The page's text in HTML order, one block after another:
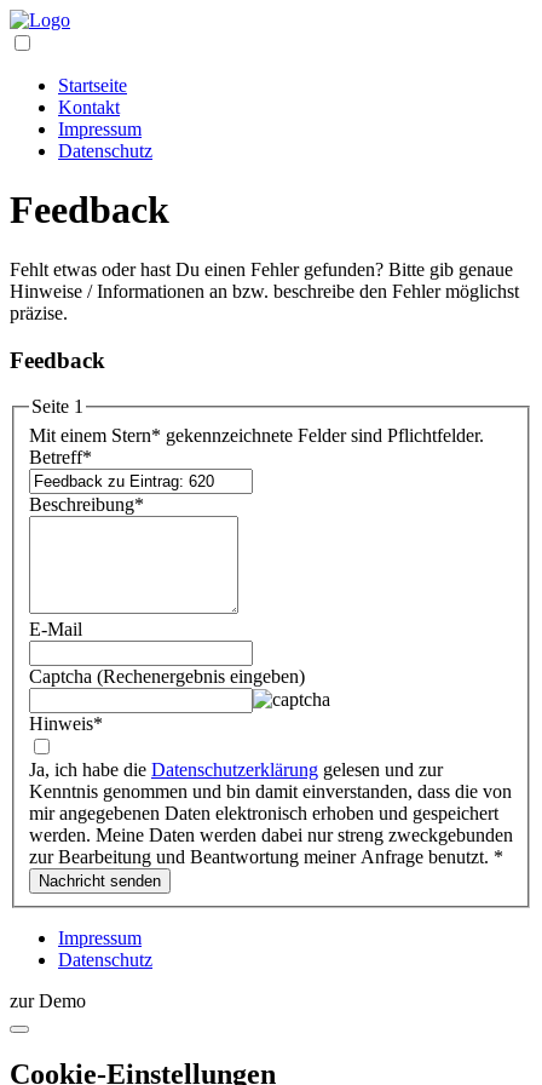
Startseite
Kontakt
Impressum
Datenschutz
Feedback
Fehlt etwas oder hast Du einen Fehler gefunden? Bitte gib genaue
Hinweise / Informationen an bzw. beschreibe den Fehler möglichst
präzise.
Feedback
Seite 1
Mit einem Stern* gekennzeichnete Felder sind Pflichtfelder.
Betreff*
Beschreibung*
E-Mail
Captcha (Rechenergebnis eingeben)
Hinweis*
Ja, ich habe die Datenschutzerklärung gelesen und zur
Kenntnis genommen und bin damit einverstanden, dass die von
mir angegebenen Daten elektronisch erhoben und gespeichert
werden. Meine Daten werden dabei nur streng zweckgebunden
zur Bearbeitung und Beantwortung meiner Anfrage benutzt. *
Impressum
Datenschutz
zur Demo
Cookie-Einstellungen